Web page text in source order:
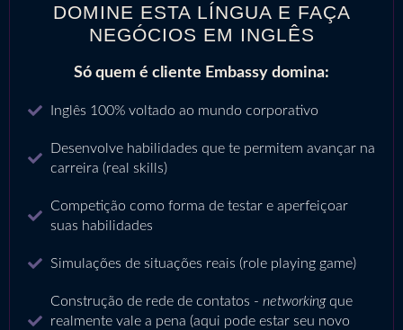
DOMINE ESTA LÍNGUA E FAÇA
NEGÓCIOS EM INGLÊS
Só quem é cliente Embassy domina:
Inglês 100% voltado ao mundo corporativo
Desenvolve habilidades que te permitem avançar na
carreira (real skills)
Competição como forma de testar e aperfeiçoar
suas habilidades
Simulações de situações reais (role playing game)
Construção de rede de contatos - networkingque
realmente vale a pena (aqui pode estar seu novo